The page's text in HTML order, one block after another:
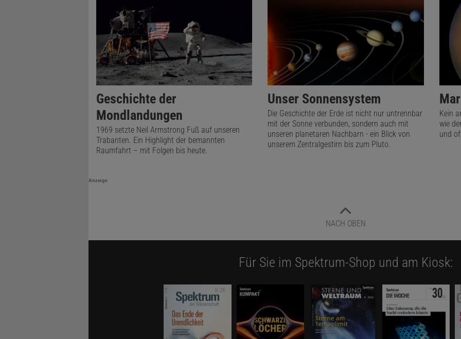
Geschichte der
Mondlandungen
1969 setzte Neil Armstrong Fuß auf unseren
Trabanten. Ein Highlight der bemannten
Raumfahrt – mit Folgen bis heute.
Unser Sonnensystem
Die Geschichte der Erde ist nicht nur untrennbar
mit der Sonne verbunden, sondern auch mit
unseren planetaren Nachbarn - ein Blick von
unserem Zentralgestirn bis zum Pluto.
Kein
wie
und
Anzeige
NACH OBEN
Für Sie im Spektrum-Shop und am Kiosk: